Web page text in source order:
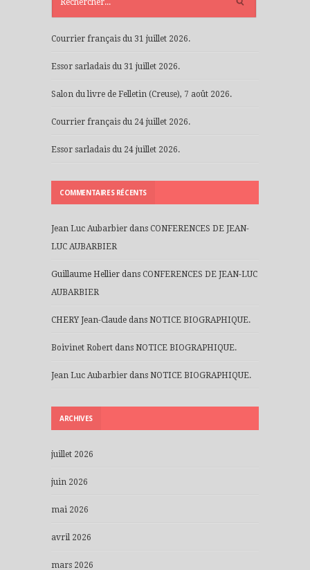
Courrier français du 31 juillet 2026.
Essor sarladais du 31 juillet 2026.
Salon du livre de Felletin (Creuse), 7 août 2026.
Courrier français du 24 juillet 2026.
Essor sarladais du 24 juillet 2026.
COMMENTAIRES RÉCENTS
Jean Luc Aubarbier dans CONFERENCES DE JEAN-
LUC AUBARBIER
Guillaume Hellier dans CONFERENCES DE JEAN-LUC
AUBARBIER
CHERY Jean-Claude dans NOTICE BIOGRAPHIQUE.
Boivinet Robert dans NOTICE BIOGRAPHIQUE.
Jean Luc Aubarbier dans NOTICE BIOGRAPHIQUE.
ARCHIVES
juillet 2026
juin 2026
mai 2026
avril 2026
mars 2026